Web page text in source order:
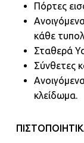
Πόρτες
κάθε
Σταθερά
Σύνθετες
κλείδωμα.